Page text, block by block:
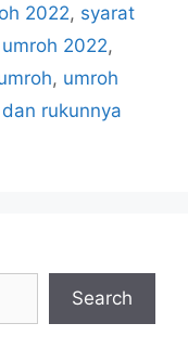
2022, syarat
2022,
, umroh
rukunnya
Search